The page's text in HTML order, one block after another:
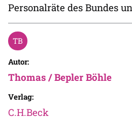
Personalräte des Bundes
Autor:
Thomas / Bepler Böhle
Verlag:
C.H.Beck